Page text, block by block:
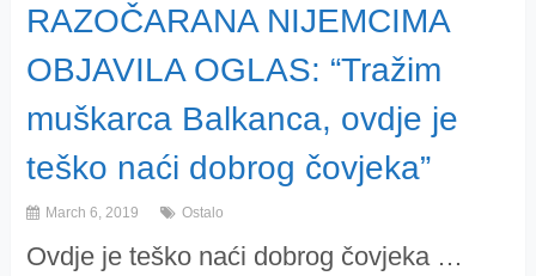
RAZOČARANA NIJEMCIMA
OBJAVILA OGLAS: “Tražim
muškarca Balkanca, ovdje je
teško naći dobrog čovjeka”
March 6, 2019 Ostalo
Ovdje je teško naći dobrog čovjeka …